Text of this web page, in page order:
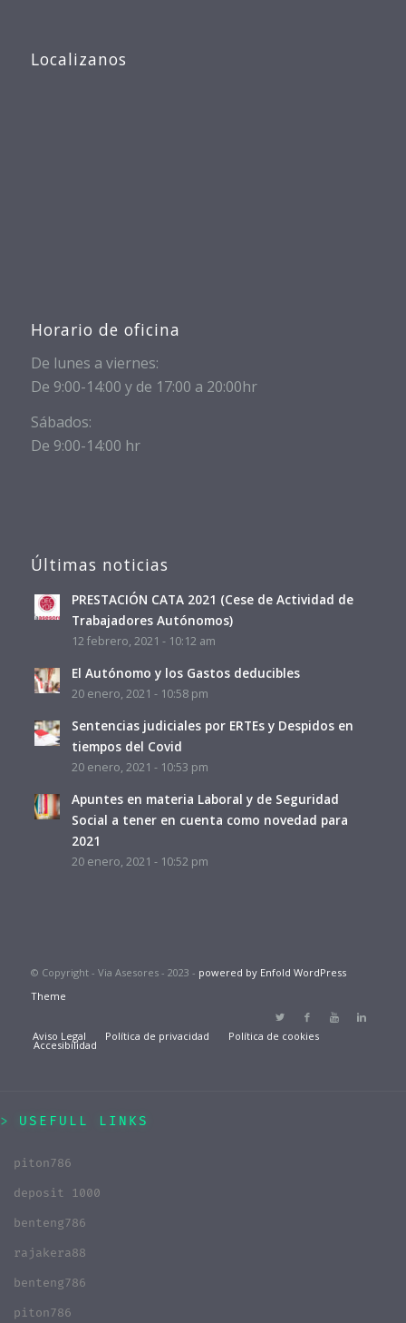
Localizanos
Horario de oficina
De lunes a viernes:
De 9:00-14:00 y de 17:00 a 20:00hr
Sábados:
De 9:00-14:00 hr
Últimas noticias
PRESTACIÓN CATA 2021 (Cese de Actividad de
Trabajadores Autónomos)
12 febrero, 2021 - 10:12 am
El Autónomo y los Gastos deducibles
20 enero, 2021 - 10:58 pm
Sentencias judiciales por ERTEs y Despidos en
tiempos del Covid
20 enero, 2021 - 10:53 pm
Apuntes en materia Laboral y de Seguridad
Social a tener en cuenta como novedad para
2021
20 enero, 2021 - 10:52 pm
© Copyright - Via Asesores - 2023 - powered by Enfold WordPress
Theme
Aviso Legal Política de privacidad Política de cookies
Accesibilidad
USEFULL LINKS
piton786
deposit 1000
benteng786
rajakera88
benteng786
piton786